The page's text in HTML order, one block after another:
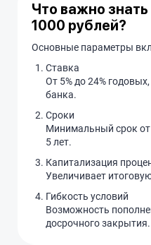
Что важно
1000 рублей?
Основные параметры
Ставка
От 5% до 24%
банка.
Сроки
Минимальный срок
5 лет.
Капитализация
Увеличивает
Гибкость условий
Возможность
досрочного закрытия.